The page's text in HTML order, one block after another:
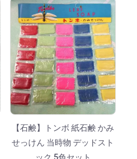
【石鹸】トンボ 紙石鹸 かみ
せっけん 当時物 デッドスト